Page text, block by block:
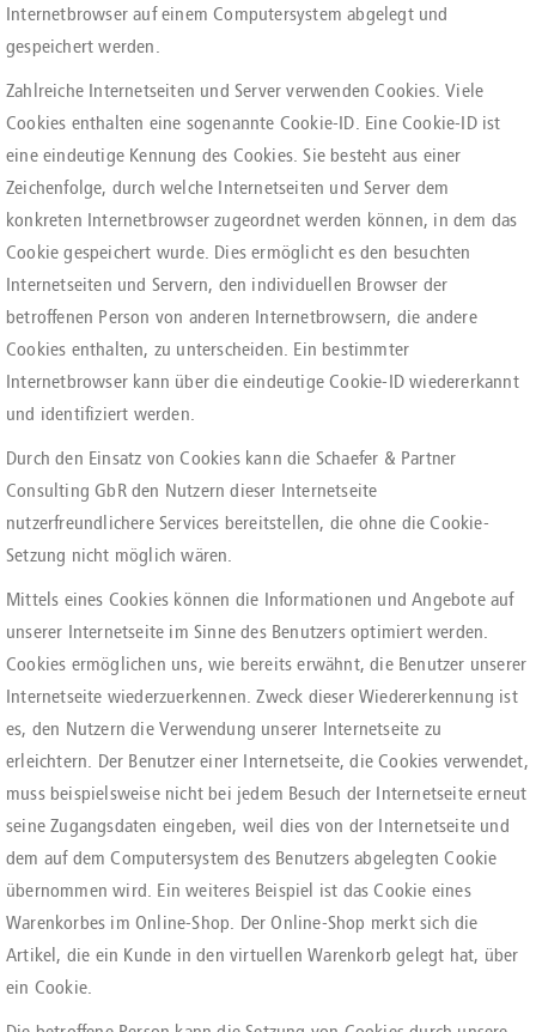
Internetbrowser auf einem Computersystem abgelegt und
gespeichert werden.
Zahlreiche Internetseiten und Server verwenden Cookies. Viele
Cookies enthalten eine sogenannte Cookie-ID. Eine Cookie-ID ist
eine eindeutige Kennung des Cookies. Sie besteht aus einer
Zeichenfolge, durch welche Internetseiten und Server dem
konkreten Internetbrowser zugeordnet werden können, in dem das
Cookie gespeichert wurde. Dies ermöglicht es den besuchten
Internetseiten und Servern, den individuellen Browser der
betroffenen Person von anderen Internetbrowsern, die andere
Cookies enthalten, zu unterscheiden. Ein bestimmter
Internetbrowser kann über die eindeutige Cookie-ID wiedererkannt
und identifiziert werden.
Durch den Einsatz von Cookies kann die Schaefer & Partner
Consulting GbR den Nutzern dieser Internetseite
nutzerfreundlichere Services bereitstellen, die ohne die Cookie-
Setzung nicht möglich wären.
Mittels eines Cookies können die Informationen und Angebote auf
unserer Internetseite im Sinne des Benutzers optimiert werden.
Cookies ermöglichen uns, wie bereits erwähnt, die Benutzer unserer
Internetseite wiederzuerkennen. Zweck dieser Wiedererkennung ist
es, den Nutzern die Verwendung unserer Internetseite zu
erleichtern. Der Benutzer einer Internetseite, die Cookies verwendet,
muss beispielsweise nicht bei jedem Besuch der Internetseite erneut
seine Zugangsdaten eingeben, weil dies von der Internetseite und
dem auf dem Computersystem des Benutzers abgelegten Cookie
übernommen wird. Ein weiteres Beispiel ist das Cookie eines
Warenkorbes im Online-Shop. Der Online-Shop merkt sich die
Artikel, die ein Kunde in den virtuellen Warenkorb gelegt hat, über
ein Cookie.